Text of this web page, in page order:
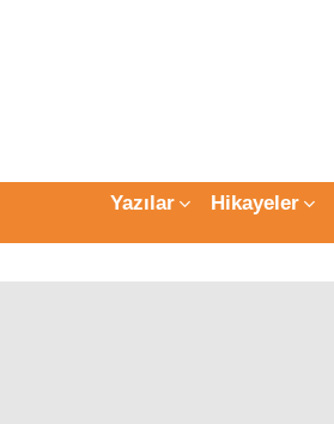
Yazılar Hikayeler